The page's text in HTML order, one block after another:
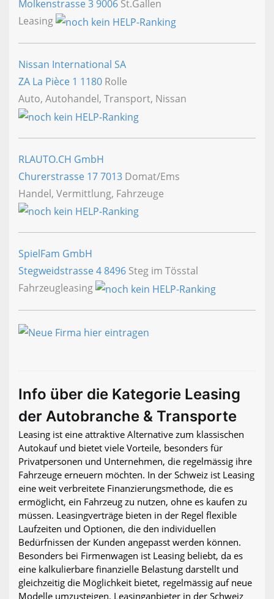
Molkenstrasse 3 9006 St.Gallen
Leasing
Nissan International SA
ZA La Pièce 1 1180 Rolle
Auto, Autohandel, Transport, Nissan
RLAUTO.CH GmbH
Churerstrasse 177013 Domat/Ems
Handel, Vermittlung, Fahrzeuge
SpielFam GmbH
Stegweidstrasse 48496 Steg im Tösstal
Fahrzeugleasing
Info über die Kategorie Leasing
der Autobranche & Transporte
Leasing ist eine attraktive Alternative zum klassischen
Autokauf und bietet viele Vorteile, besonders für
Privatpersonen und Unternehmen, die regelmässig ihre
Fahrzeuge erneuern möchten. In der Schweiz ist Leasing
eine weit verbreitete Finanzierungsmethode, die es
ermöglicht, ein Fahrzeug zu nutzen, ohne es kaufen zu
müssen. Leasingverträge bieten in der Regel flexible
Laufzeiten und Optionen, die den individuellen
Bedürfnissen der Kunden angepasst werden können.
Besonders bei Firmenwagen ist Leasing beliebt, da es
eine kalkulierbare finanzielle Belastung darstellt und
gleichzeitig die Möglichkeit bietet, regelmässig auf neue
Modelle umzusteigen. Leasinganbieter in der Schweiz